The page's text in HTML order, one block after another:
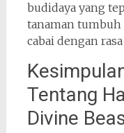
budidaya yang
tanaman
cabai dengan
Tentang
Divine